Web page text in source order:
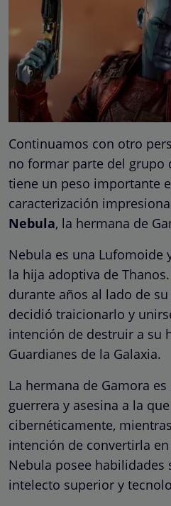
Continuamos con otro
no formar parte del grupo
tiene un peso importante
caracterización
Nebula, la hermana de
Nebula es una Lufomoide
la hija adoptiva de
durante años al lado de
decidió traicionarlo y
intención de destruir a su
Guardianes de la Galaxia.
La hermana de Gamora
guerrera y asesina a la
cibernéticamente,
intención de convertirla
Nebula posee habilidades
intelecto superior y